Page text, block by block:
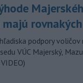
majú
podpory
VÚC Majerský,